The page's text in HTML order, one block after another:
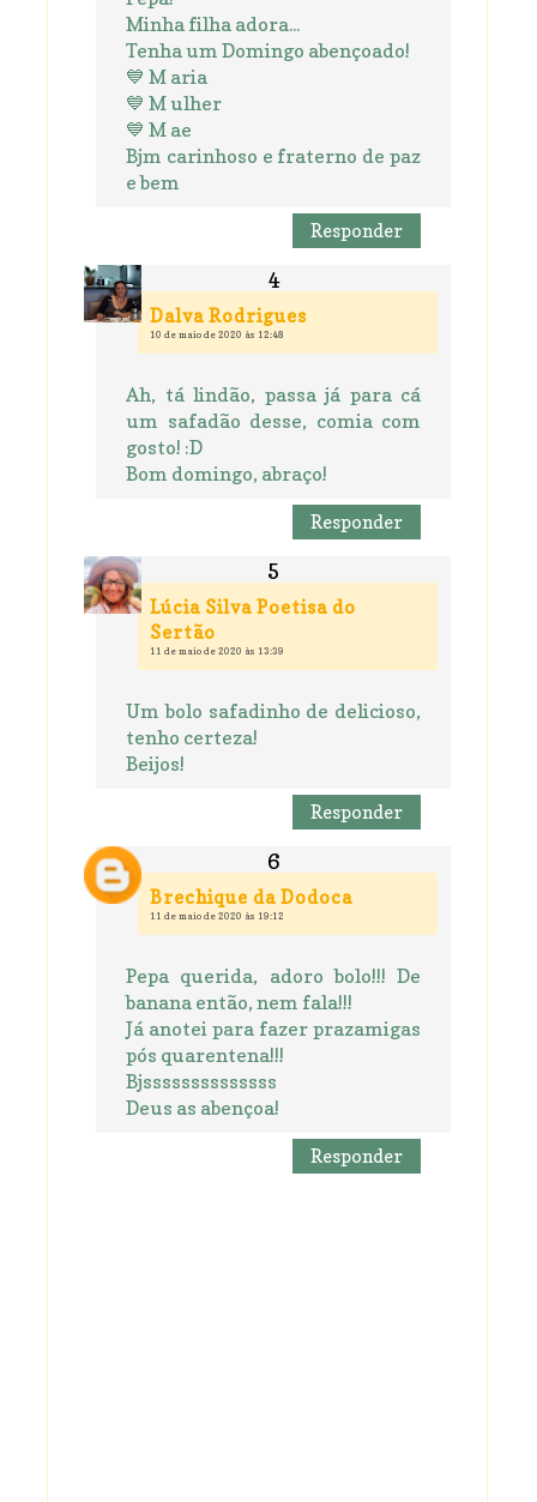
Minha filha adora...
Tenha um Domingo abençoado!
💙 M aria
💙 M ulher
💙 M ae
Bjm carinhoso e fraterno de paz
e bem
Responder
Dalva Rodrigues
10 de maio de 2020 às 12:48
Ah, tá lindão, passa já para cá
um safadão desse, comia com
gosto! :D
Bom domingo, abraço!
Responder
Lúcia Silva Poetisa do
Sertão
11 de maio de 2020 às 13:39
Um bolo safadinho de delicioso,
tenho certeza!
Beijos!
Responder
Brechique da Dodoca
11 de maio de 2020 às 19:12
Pepa querida, adoro bolo!!! De
banana então, nem fala!!!
Já anotei para fazer prazamigas
pós quarentena!!!
Bjssssssssssssss
Deus as abençoa!
Responder